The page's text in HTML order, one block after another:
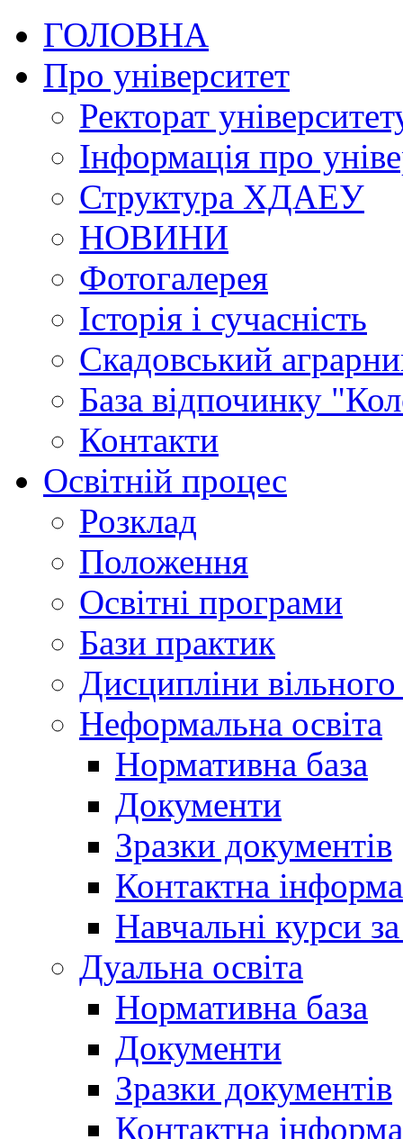
ГОЛОВНА
Про університет
Ректорат
Інформація про
Структура ХДАЕУ
НОВИНИ
Фотогалерея
Історія і сучасність
Скадовський
База відпочинку
Контакти
Освітній процес
Розклад
Положення
Освітні програми
Бази практик
Дисципліни
Неформальна освіта
Нормативна база
Документи
Зразки документів
Контактна
Навчальні курси
Дуальна освіта
Нормативна база
Документи
Зразки документів
Контактна